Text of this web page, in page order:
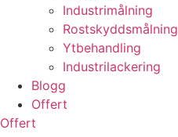
Industrimålning
Rostskyddsmålning
Ytbehandling
Industrilackering
Blogg
Offert
Offert